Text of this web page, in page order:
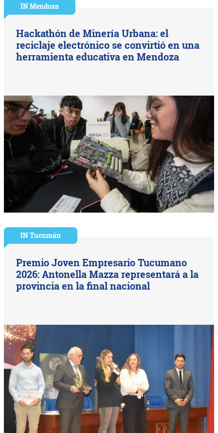
IN Mendoza
Hackathón de Minería Urbana: el
reciclaje electrónico se convirtió en una
herramienta educativa en Mendoza
IN Tucumán
Premio Joven Empresario Tucumano
2026: Antonella Mazza representará a la
provincia en la final nacional